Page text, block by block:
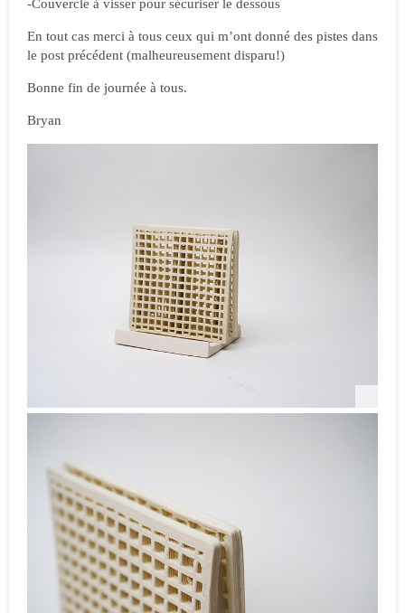
-Couvercle à visser pour sécuriser le dessous
En tout cas merci à tous ceux qui m’ont donné des pistes dans
le post précédent (malheureusement disparu!)
Bonne fin de journée à tous.
Bryan